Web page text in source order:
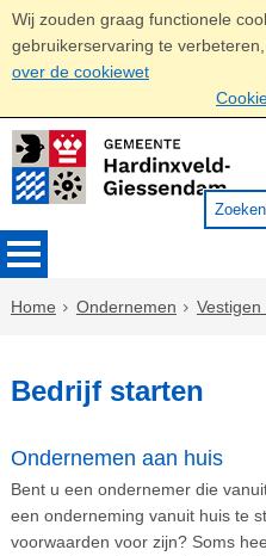
Wij zouden graag functionele
gebruikerservaring te
over de cookiewet
Home Ondernemen Vestigen
Bedrijf starten
Ondernemen aan huis
Bent u een ondernemer die
een onderneming vanuit huis te
voorwaarden voor zijn? Soms